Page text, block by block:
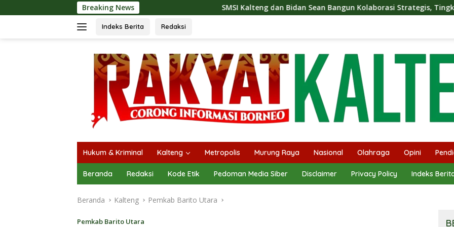
ke
Breaking NewsSMSI Kalteng dan Bidan Sean Bangun Kolaborasi Strategis, Tingkatkan Edukasi Publik
Indeks Berita Redaksi
Hukum & Kriminal Kalteng Metropolis Murung Raya Nasional Olahraga Opini
Beranda Redaksi Kode Etik Pedoman Media Siber Disclaimer Privacy Policy Indeks
Beranda Kalteng Pemkab Barito Utara
Pemkab Barito Utara